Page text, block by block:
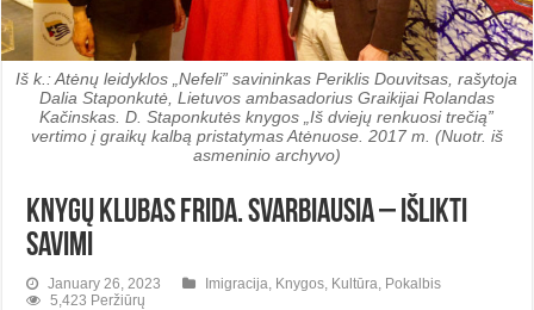
Iš k.: Atėnų leidyklos „Nefeli” savininkas Periklis Douvitsas, rašytoja
Dalia Staponkutė, Lietuvos ambasadorius Graikijai Rolandas
Kačinskas. D. Staponkutės knygos „Iš dviejų renkuosi trečią”
vertimo į graikų kalbą pristatymas Atėnuose. 2017 m. (Nuotr. iš
asmeninio archyvo)
Knygų klubas Frida. Svarbiausia – išlikti
savimi
January 26, 2023 Imigracija Knygos Kultūra Pokalbis
5,423 Peržiūrų